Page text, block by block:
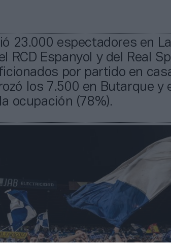
23.000 espectadores en La
RCD Espanyol y del Real
por partido en
los 7.500 en Butarque y
ocupación (78%).